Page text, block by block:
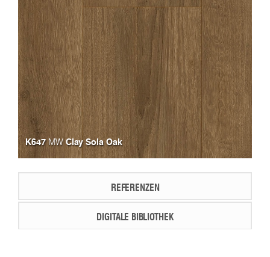
K647 MWClay Sola Oak
REFERENZEN
DIGITALE BIBLIOTHEK